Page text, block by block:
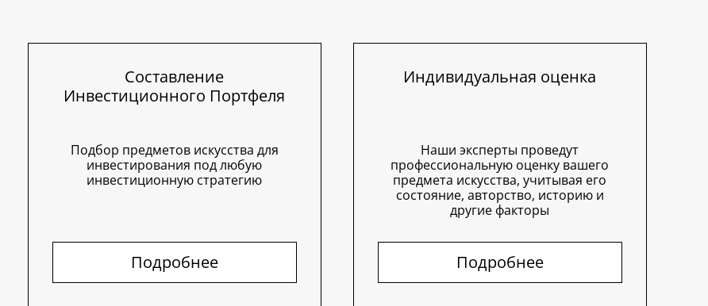
Составление
Инвестиционного Портфеля
Подбор предметов искусства для
инвестирования под любую
инвестиционную стратегию
Подробнее
Индивидуальная оценка
Наши эксперты проведут
профессиональную оценку вашего
предмета искусства, учитывая его
состояние, авторство, историю и
другие факторы
Подробнее